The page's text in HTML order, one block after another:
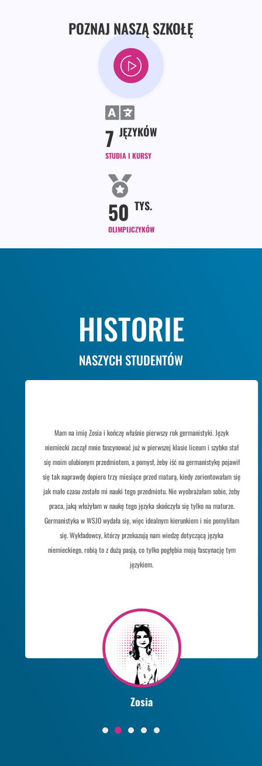
POZNAJ NASZĄ SZKOŁĘ
7 JĘZYKÓW
STUDIA I KURSY
50 TYS.
OLIMPIJCZYKÓW
HISTORIE
NASZYCH STUDENTÓW
Zosia
Mam na imię Zosia i kończę właśnie pierwszy rok germanistyki. Język
niemiecki zaczął mnie fascynować już w pierwszej klasie liceum i szybko stał
się moim ulubionym przedmiotem, a pomysł, żeby iść na germanistykę pojawił
się tak naprawdę dopiero trzy miesiące przed maturą, kiedy zorientowałam się
jak mało czasu zostało mi nauki tego przedmiotu. Nie wyobrażałam sobie, żeby
praca, jaką włożyłam w naukę tego języka skończyła się tylko na maturze.
Germanistyka w WSJO wydała się, więc idealnym kierunkiem i nie pomyliłam
się. Wykładowcy, którzy przekazują nam wiedzę dotyczącą języka
niemieckiego, robią to z dużą pasją, co tylko pogłębia moją fascynację tym
językiem.